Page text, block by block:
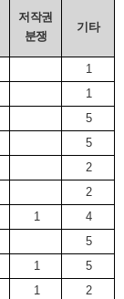
저작권
분쟁
기타
1
1
5
5
2
2
1
4
5
1
5
1
2